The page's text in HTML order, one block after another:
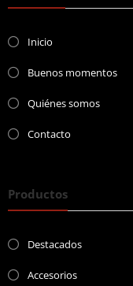
Inicio
Buenos momentos
Quiénes somos
Contacto
Productos
Destacados
Accesorios